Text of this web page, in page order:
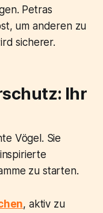
Petras
um anderen zu
sicherer.
Ihr
Vögel. Sie
zu starten.
, aktiv zu